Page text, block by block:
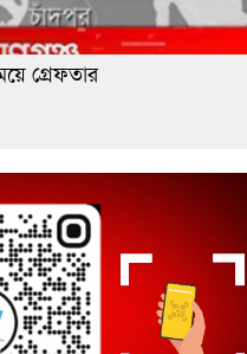
গ্রেফতার